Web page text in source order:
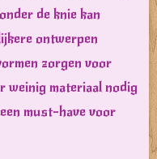
de knie kan
ontwerpen
zorgen voor
weinig materiaal nodig
must-have voor